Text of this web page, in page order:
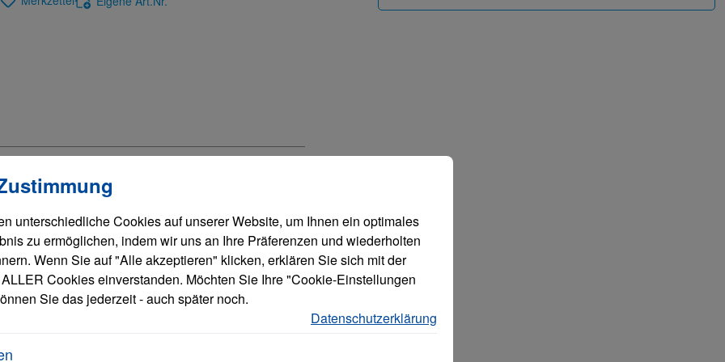
Drive Half Height Internal
Drive Half
Cookies, um eine bestmögliche Erfahrung bieten zu können. Mehr Informationen ...
unterschiedliche Cookies auf unserer Website, um Ihnen ein optimales
zu ermöglichen, indem wir uns an Ihre Präferenzen und wiederholten
Wenn Sie auf "Alle akzeptieren" klicken, erklären Sie sich mit der
Cookies einverstanden. Möchten Sie Ihre "Cookie-Einstellungen
Sie das jederzeit - auch später noch.
Datenschutzerklärung